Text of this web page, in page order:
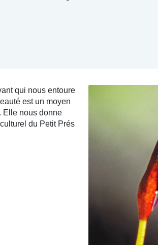
qui nous entoure
est un moyen
Elle nous donne
du Petit Prés